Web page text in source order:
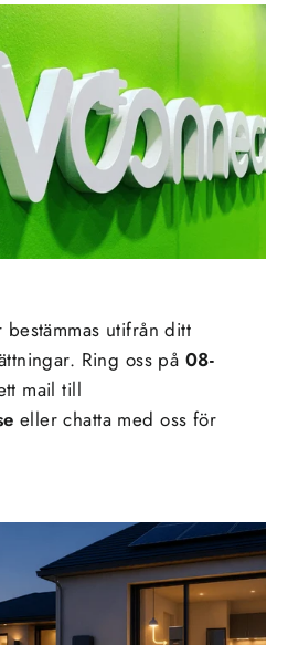
utifrån ditt
Ring oss på 08-
mail till
eller chatta med oss för